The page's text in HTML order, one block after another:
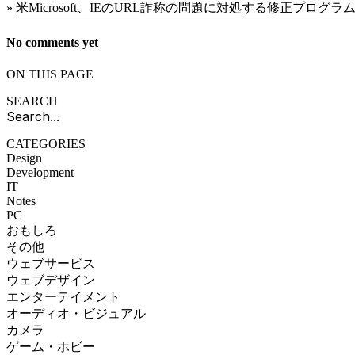
» 米Microsoft、IEのURL詐称の問題に対処する修正プログラ
No comments yet
ON THIS PAGE
SEARCH
CATEGORIES
Design
Development
IT
Notes
PC
おもしろ
その他
ウェブサービス
ウェブデザイン
エンターテイメント
オーディオ・ビジュアル
カメラ
ゲーム・ホビー